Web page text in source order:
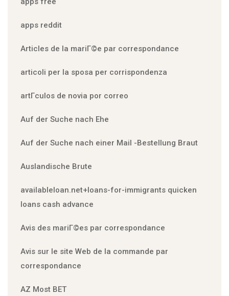
apps reddit
Articles de la mariГ©e par correspondance
articoli per la sposa per corrispondenza
artГ­culos de novia por correo
Auf der Suche nach Ehe
Auf der Suche nach einer Mail -Bestellung Braut
Auslandische Brute
availableloan.net+loans-for-immigrants quicken
loans cash advance
Avis des mariГ©es par correspondance
Avis sur le site Web de la commande par
correspondance
AZ Most BET